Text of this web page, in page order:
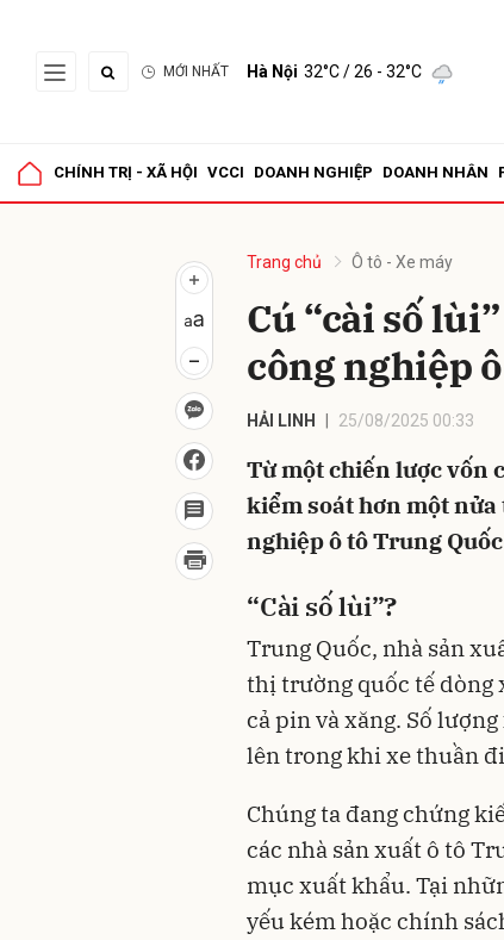
MỚI NHẤT Hà Nội 32°C/ 26 - 32°C
CHÍNH TRỊ - XÃ HỘI VCCI DOANH NGHIỆP DOANH NHÂN
Trang chủ Ô tô - Xe máy
Cú “cài số
công nghiệp
HẢI LINH 25/08/2025 00:33
Từ một chiến lược vốn
kiểm soát hơn một
nghiệp ô tô Trung
“Cài số lùi”?
Trung Quốc, nhà sản
thị trường quốc tế dòng
cả pin và xăng. Số
lên trong khi xe thuần
Chúng ta đang chứng
các nhà sản xuất ô tô
mục xuất khẩu. Tại
yếu kém hoặc chính